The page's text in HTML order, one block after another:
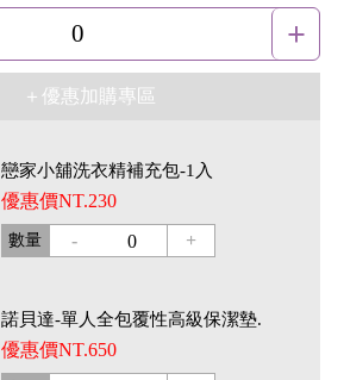
0 +
＋優惠加購專區
戀家小舖洗衣精補充包-1入
優惠價NT.230
數量 - 0 +
諾貝達-單人全包覆性高級保潔墊.
優惠價NT.650